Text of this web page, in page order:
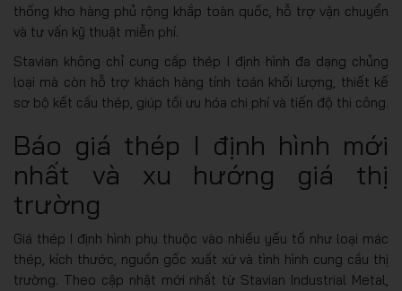
thống kho hàng phủ rộng khắp toàn quốc, hỗ trợ vận chuyển
và tư vấn kỹ thuật miễn phí.
Stavian không chỉ cung cấp thép I định hình đa dạng chủng
loại mà còn hỗ trợ khách hàng tính toán khối lượng, thiết kế
sơ bộ kết cấu thép, giúp tối ưu hóa chi phí và tiến độ thi công.
Báo giá thép I định hình mới
nhất và xu hướng giá thị
trường
Giá thép I định hình phụ thuộc vào nhiều yếu tố như loại mác
thép, kích thước, nguồn gốc xuất xứ và tình hình cung cầu thị
trường. Theo cập nhật mới nhất từ Stavian Industrial Metal,